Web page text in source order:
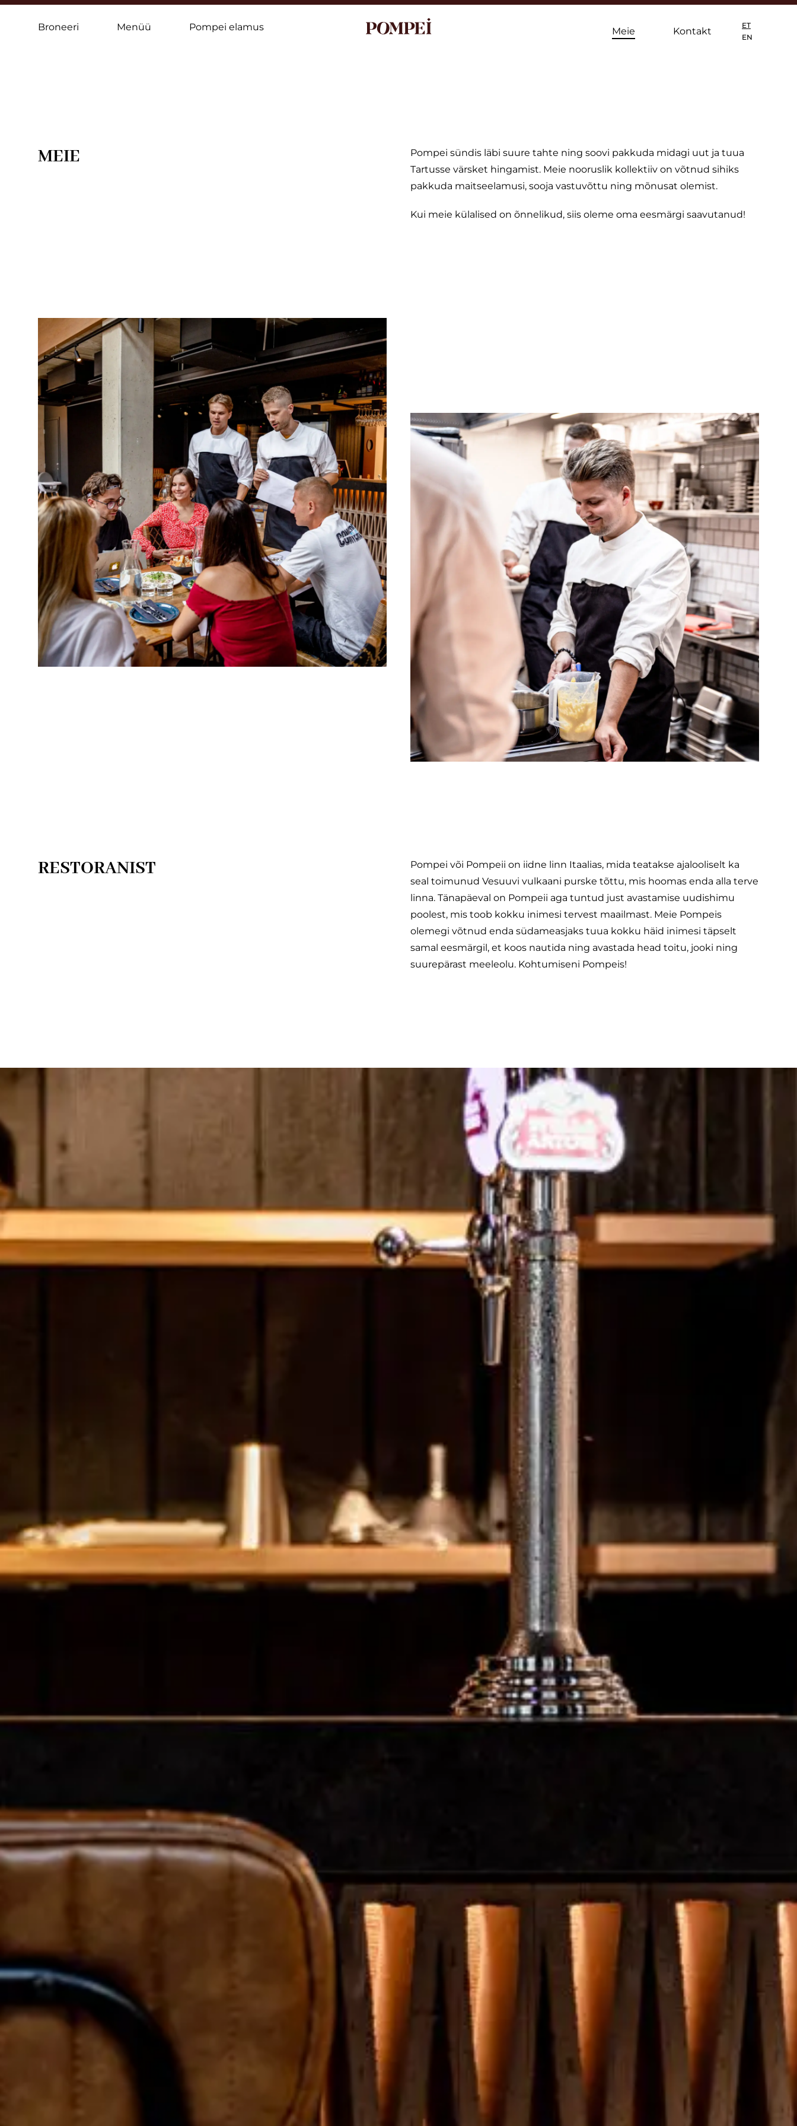
Broneeri Menüü Pompei elamus Meie Kontakt
ET
EN
MEIE
Pompei sündis läbi suure tahte ning soovi pakkuda midagi uut ja tuua
Tartusse värsket hingamist. Meie nooruslik kollektiiv on võtnud sihiks
pakkuda maitseelamusi, sooja vastuvõttu ning mõnusat olemist.
Kui meie külalised on õnnelikud, siis oleme oma eesmärgi saavutanud!
RESTORANIST
Pompei või Pompeii on iidne linn Itaalias, mida teatakse ajalooliselt ka
seal toimunud Vesuuvi vulkaani purske tõttu, mis hoomas enda alla terve
linna. Tänapäeval on Pompeii aga tuntud just avastamise uudishimu
poolest, mis toob kokku inimesi tervest maailmast. Meie Pompeis
olemegi võtnud enda südameasjaks tuua kokku häid inimesi täpselt
samal eesmärgil, et koos nautida ning avastada head toitu, jooki ning
suurepärast meeleolu. Kohtumiseni Pompeis!